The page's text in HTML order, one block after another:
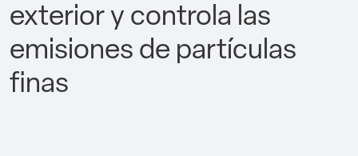
exterior y controla las
emisiones de partículas
finas